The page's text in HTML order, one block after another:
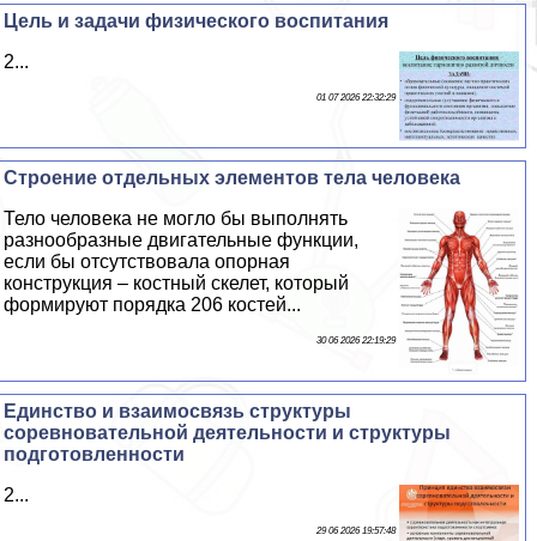
Цель и задачи физического воспитания
2...
01 07 2026 22:32:29
Строение отдельных элементов тела человека
Тело человека не могло бы выполнять
разнообразные двигательные функции,
если бы отсутствовала опopная
конструкция – костный скелет, который
формируют порядка 206 костей...
30 06 2026 22:19:29
Единство и взаимосвязь структуры
соревновательной деятельности и структуры
подготовленности
2...
29 06 2026 19:57:48